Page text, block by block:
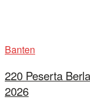
Banten
220 Peserta
2026